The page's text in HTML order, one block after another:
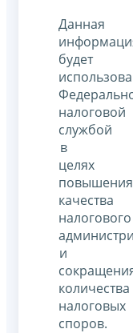
Данная
будет
налоговой
службой
в
целях
повышения
качества
налогового
и
количества
налоговых
споров.